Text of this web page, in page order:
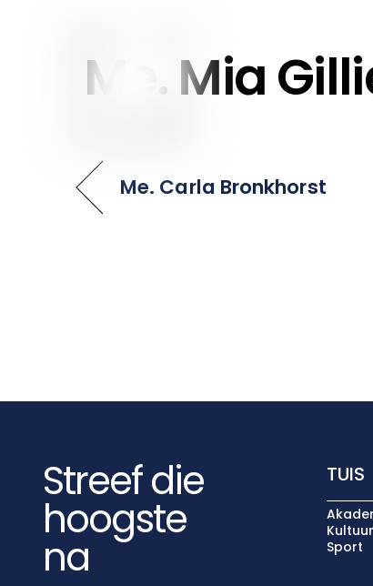
Me. Mia
Me. Carla Bronkhorst
Streef die
hoogste
na
TUIS
Kultuur
Sport